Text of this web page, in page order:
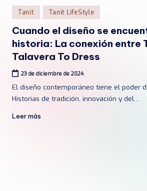
Publicado
en
Tanit Tanit LifeStyle
Cuando el diseño se
historia: La conexión entre
Talavera To Dress
23 de diciembre de 2024
El diseño contemporáneo tiene el poder
Historias de tradición, innovación y del…
Leer más